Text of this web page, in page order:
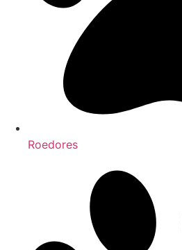
Roedores